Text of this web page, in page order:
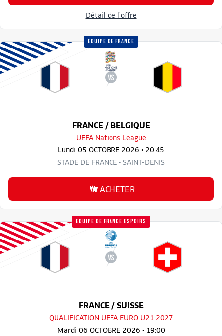
Détail de l'offre
ÉQUIPE DE FRANCE
FRANCE / BELGIQUE
UEFA Nations League
Lundi 05 OCTOBRE 2026 • 20:45
STADE DE FRANCE • SAINT-DENIS
ACHETER
ÉQUIPE DE FRANCE ESPOIRS
FRANCE / SUISSE
QUALIFICATION UEFA EURO U21 2027
Mardi 06 OCTOBRE 2026 • 19:00